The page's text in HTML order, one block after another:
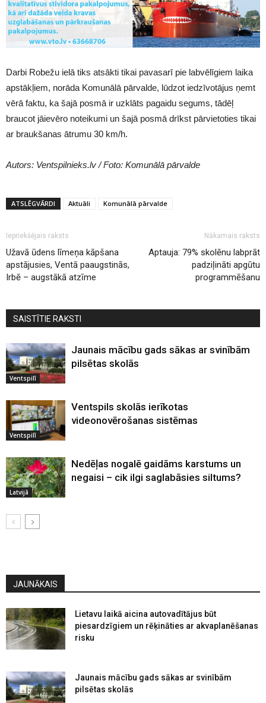
Darbi Robežu ielā tiks atsākti tikai pavasarī pie labvēlīgiem laika
apstākļiem, norāda Komunālā pārvalde, lūdzot iedzīvotājus ņemt
vērā faktu, ka šajā posmā ir uzklāts pagaidu segums, tādēļ
braucot jāievēro noteikumi un šajā posmā drīkst pārvietoties tikai
ar braukšanas ātrumu 30 km/h.
Autors: Ventspilnieks.lv / Foto: Komunālā pārvalde
ATSLĒGVĀRDI Aktuāli Komunālā pārvalde
Iepriekšējais raksts
Užavā ūdens līmeņa kāpšana
apstājusies, Ventā paaugstinās,
Irbē – augstākā atzīme
Nākamais raksts
Aptauja: 79% skolēnu labprāt
padziļināti apgūtu
programmēšanu
SAISTĪTIE RAKSTI
Ventspilī
Jaunais mācību gads sākas ar svinībām
pilsētas skolās
Ventspilī
Ventspils skolās ierīkotas
videonovērošanas sistēmas
Latvijā
Nedēļas nogalē gaidāms karstums un
negaisi – cik ilgi saglabāsies siltums?
JAUNĀKAIS
Lietavu laikā aicina autovadītājus būt
piesardzīgiem un rēķināties ar akvaplanēšanas
risku
Jaunais mācību gads sākas ar svinībām
pilsētas skolās